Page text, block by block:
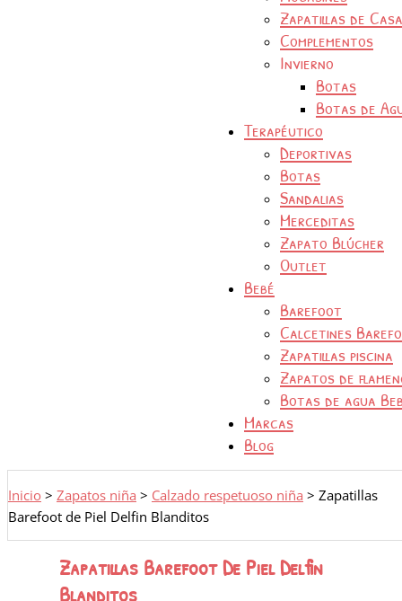
Zapatillas de Casa
Complementos
Invierno
Botas
Botas de
Terapéutico
Deportivas
Botas
Sandalias
Merceditas
Zapato Blúcher
Outlet
Bebé
Barefoot
Calcetines
Zapatillas piscina
Zapatos de
Botas de agua
Marcas
Blog
Inicio > Zapatos niña > Calzado respetuoso niña > Zapatillas
Barefoot de Piel Delfin Blanditos
Zapatillas Barefoot De Piel Delfin
Blanditos